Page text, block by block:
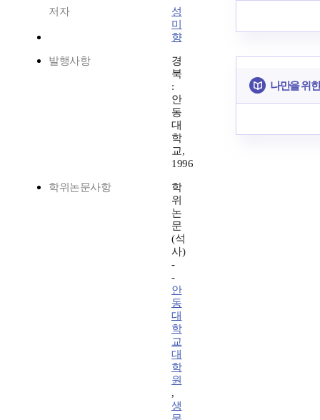
저자
성
미
향
발행사항
경
북
:
안
동
대
학
교,
1996
학위논문사항
학
위
논
문
(석
사)
-
-
안
동
대
학
교
대
학
원
,
생
나만을 위